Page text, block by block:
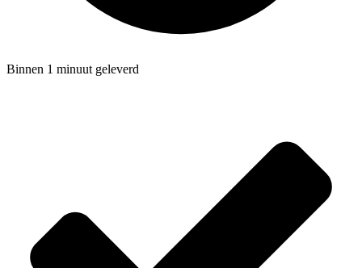
Binnen 1 minuut geleverd